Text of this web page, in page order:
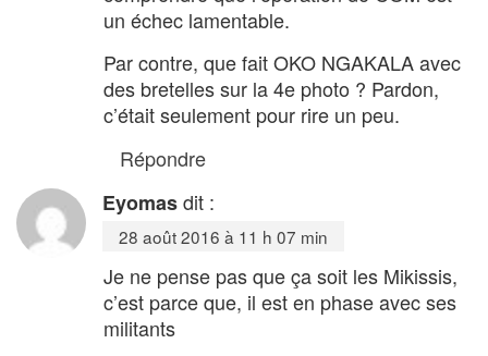
un échec lamentable.
Par contre, que fait OKO NGAKALA avec
des bretelles sur la 4e photo ? Pardon,
c’était seulement pour rire un peu.
Répondre
Eyomasdit :
28 août 2016 à 11 h 07 min
Je ne pense pas que ça soit les Mikissis,
c’est parce que, il est en phase avec ses
militants